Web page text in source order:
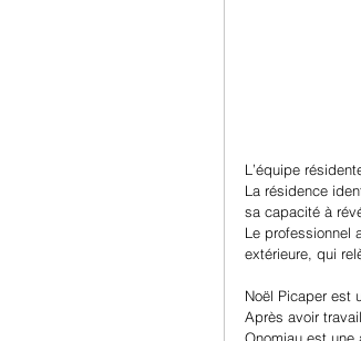
L’équipe
La résidence
sa capacité à
Le professionnel
extérieure, qui
Noël Picaper est
Après avoir